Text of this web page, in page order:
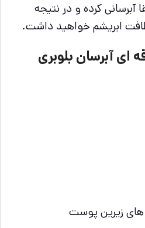
کرده و در نتیجه
ابریشم خواهید داشت.
ای آبرسان بلوبری
های زیرین پوست